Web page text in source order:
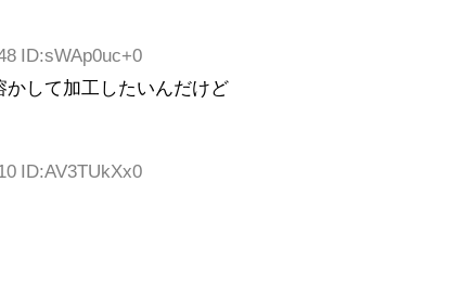
ID:sWAp0uc+0
して加工したいんだけど
ID:AV3TUkXx0